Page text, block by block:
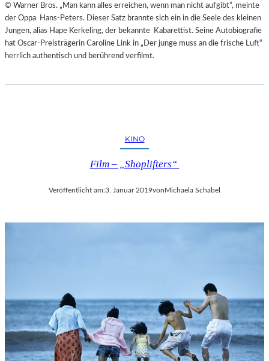
© Warner Bros. „Man kann alles erreichen, wenn man nicht aufgibt“, meinte
der Oppa Hans-Peters. Dieser Satz brannte sich ein in die Seele des kleinen
Jungen, alias Hape Kerkeling, der bekannte Kabarettist. Seine Autobiografie
hat Oscar-Preisträgerin Caroline Link in „Der junge muss an die frische Luft“
herrlich authentisch und berührend verfilmt.
KINO
Film – „Shoplifters“
Veröffentlicht am:3. Januar 2019vonMichaela Schabel